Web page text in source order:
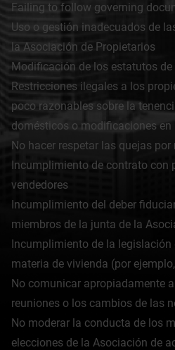
Failing to follow governing
Uso o gestión inadecuados de
la Asociación de Propietarios
Modificación de los estatutos
Restricciones ilegales a los
poco razonables sobre la
domésticos o modificaciones en
No hacer respetar las quejas
Incumplimiento de contrato con
vendedores
Incumplimiento del deber
miembros de la junta de la
Incumplimiento de la legislación
materia de vivienda (por
No comunicar apropiadamente
reuniones o los cambios de las
No moderar la conducta de los
elecciones de la Asociación de